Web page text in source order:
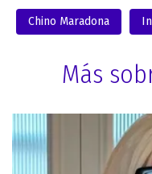
Chino Maradona
Más